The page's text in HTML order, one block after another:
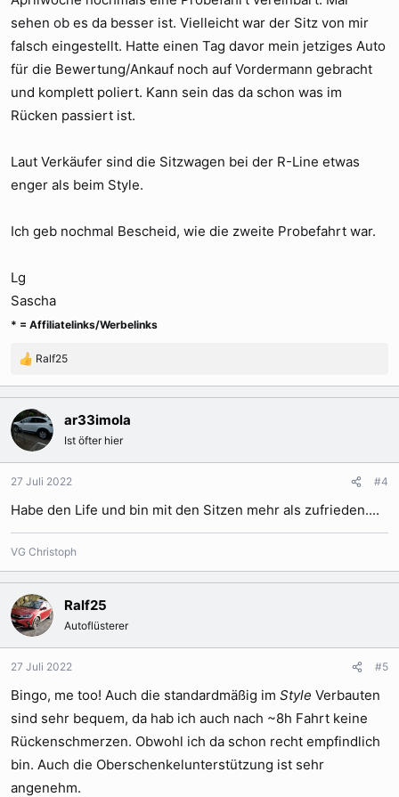
sehen ob es da besser ist. Vielleicht war der Sitz von mir
falsch eingestellt. Hatte einen Tag davor mein jetziges Auto
für die Bewertung/Ankauf noch auf Vordermann gebracht
und komplett poliert. Kann sein das da schon was im
Rücken passiert ist.
Laut Verkäufer sind die Sitzwagen bei der R-Line etwas
enger als beim Style.
Ich geb nochmal Bescheid, wie die zweite Probefahrt war.
Lg
Sascha
* = Affiliatelinks/Werbelinks
R
a
k
t
i
o
n
n
Ralf25
ar33imola
Ist öfter hier
27 Juli 2022 #4
Habe den Life und bin mit den Sitzen mehr als zufrieden....
VG Christoph
Ralf25
Autoflüsterer
27 Juli 2022 #5
Bingo, me too! Auch die standardmäßig im Style Verbauten
sind sehr bequem, da hab ich auch nach ~8h Fahrt keine
Rückenschmerzen. Obwohl ich da schon recht empfindlich
bin. Auch die Oberschenkelunterstützung ist sehr
angenehm.